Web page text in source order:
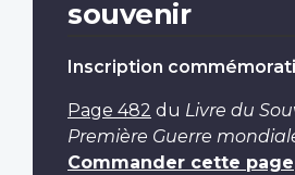
souvenir
Inscription
Page 482 du Livre du
Première Guerre
Commander cette page